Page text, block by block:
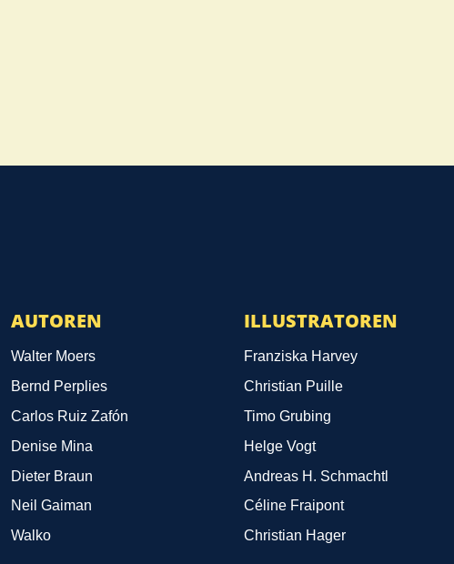
AUTOREN
Walter Moers
Bernd Perplies
Carlos Ruiz Zafón
Denise Mina
Dieter Braun
Neil Gaiman
Walko
ILLUSTRATOREN
Franziska Harvey
Christian Puille
Timo Grubing
Helge Vogt
Andreas H. Schmachtl
Céline Fraipont
Christian Hager